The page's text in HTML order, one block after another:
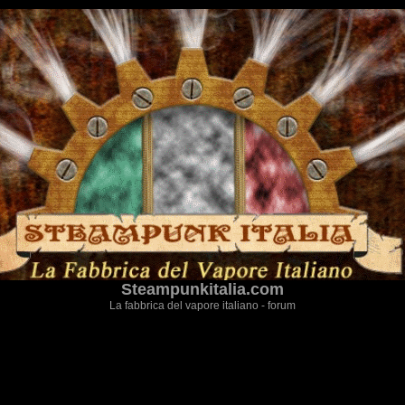
Steampunkitalia.com
La fabbrica del vapore italiano - forum